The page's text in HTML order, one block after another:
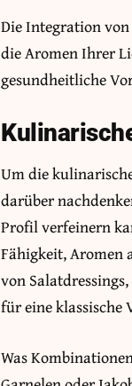
Die Integration
die Aromen Ihrer
gesundheitliche
Um die
darüber
Profil verfeinern
Fähigkeit, Aromen
von
für eine klassische
Was